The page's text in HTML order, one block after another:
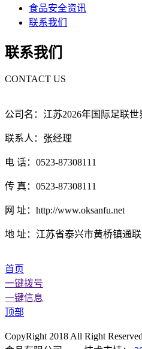
食品安全资讯
联系我们
联系我们
CONTACT US
公司名：江苏2026年国际足联
联系人：张经理
电 话：0523-87308111
传 真：0523-87308111
网 址：http://www.oksanfu.net
地 址：江苏省泰兴市黄桥镇通
首页
一键拨号
一键信息
顶部
CopyRight 2018 All Right